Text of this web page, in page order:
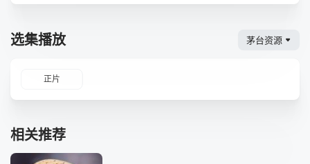
选集播放 茅台资源
正片
相关推荐